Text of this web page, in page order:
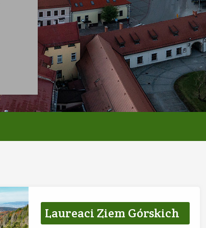
Laureaci Ziem Górskich